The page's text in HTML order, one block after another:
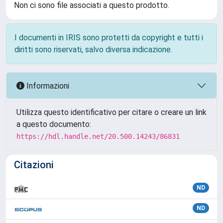
Non ci sono file associati a questo prodotto.
I documenti in IRIS sono protetti da copyright e tutti i
diritti sono riservati, salvo diversa indicazione.
Informazioni
Utilizza questo identificativo per citare o creare un link
a questo documento:
https://hdl.handle.net/20.500.14243/86831
Citazioni
ND
ND